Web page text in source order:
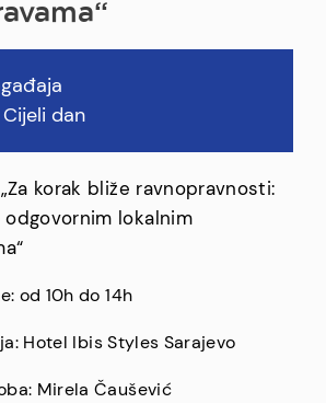
Cijeli dan
korak bliže ravnopravnosti:
odgovornim lokalnim
od 10h do 14h
Hotel Ibis Styles Sarajevo
Mirela Čaušević